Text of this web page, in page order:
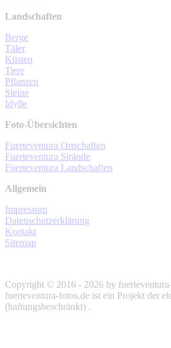
Landschaften
Berge
Täler
Küsten
Tiere
Pflanzen
Steine
Idylle
Foto-Übersichten
Fuerteventura Ortschaften
Fuerteventura Strände
Fuerteventura Landschaften
Allgemein
Impressum
Datenschutzerklärung
Kontakt
Sitemap
Copyright © 2016 - 2026 by
fuerteventura-fotos.de ist ein Projekt der
(haftungsbeschränkt) .